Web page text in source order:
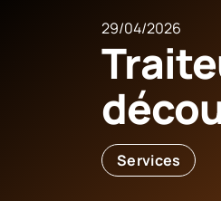
29/04/2026
Services